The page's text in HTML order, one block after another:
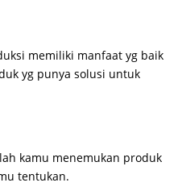
memiliki manfaat yg baik
yg punya solusi untuk
kamu menemukan produk
tentukan.